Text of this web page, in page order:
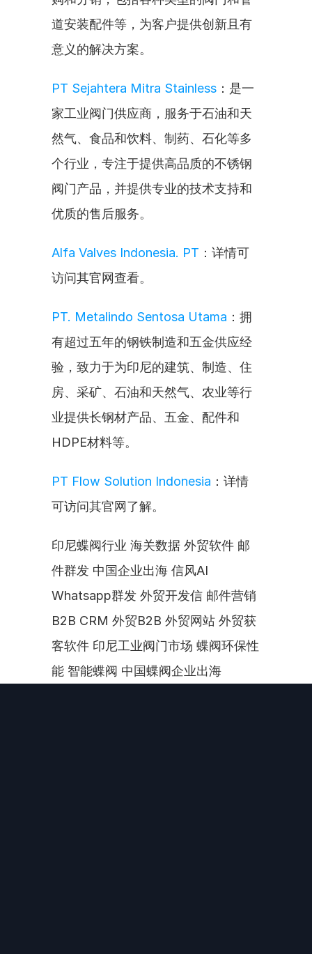
道安装配件等，为客户提供创新且有
意义的解决方案。
PT Sejahtera Mitra Stainless ：是一
家工业阀门供应商，服务于石油和天
然气、食品和饮料、制药、石化等多
个行业，专注于提供高品质的不锈钢
阀门产品，并提供专业的技术支持和
优质的售后服务。
Alfa Valves Indonesia. PT ：详情可
访问其官网查看。
PT. Metalindo Sentosa Utama ：拥
有超过五年的钢铁制造和五金供应经
验，致力于为印尼的建筑、制造、住
房、采矿、石油和天然气、农业等行
业提供长钢材产品、五金、配件和
HDPE材料等。
PT Flow Solution Indonesia ：详情
可访问其官网了解。
印尼蝶阀行业 海关数据 外贸软件 邮
件群发 中国企业出海 信风AI
Whatsapp群发 外贸开发信 邮件营销
B2B CRM 外贸B2B 外贸网站 外贸获
客软件 印尼工业阀门市场 蝶阀环保性
能 智能蝶阀 中国蝶阀企业出海